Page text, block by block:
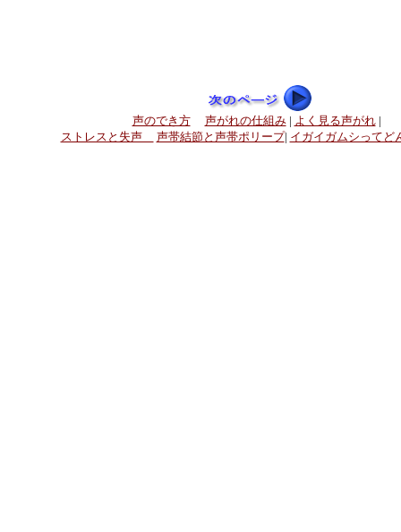
声のでき方 声がれの仕組み| よく見る声がれ|
ストレスと失声
声帯結節と声帯ポリープ| イガイガムシってど